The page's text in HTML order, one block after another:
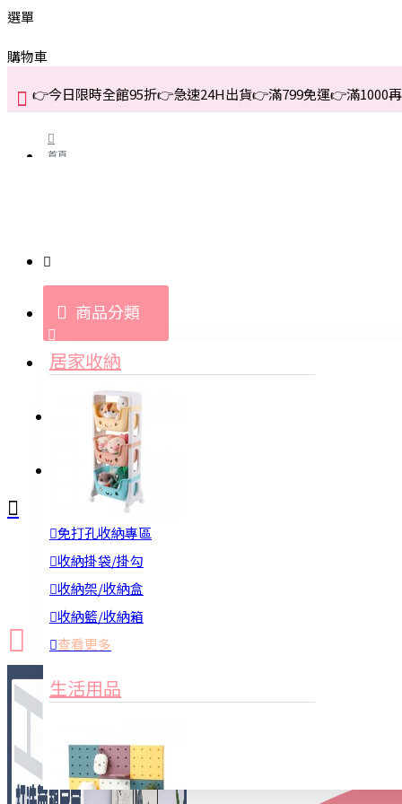
選單
購物車
👉今日限時全館95折👉急速24H出貨👉滿799免運👉滿1000
首頁
商品分類
居家收納
免打孔收納專區
收納掛袋/掛勾
收納架/收納盒
收納籃/收納箱
查看更多
生活用品
登入
新品上市